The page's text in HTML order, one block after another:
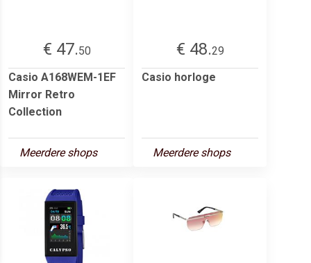
€ 47.50
Casio A168WEM-1EF
Mirror Retro
Collection
Meerdere shops
€ 48.29
Casio horloge
Meerdere shops